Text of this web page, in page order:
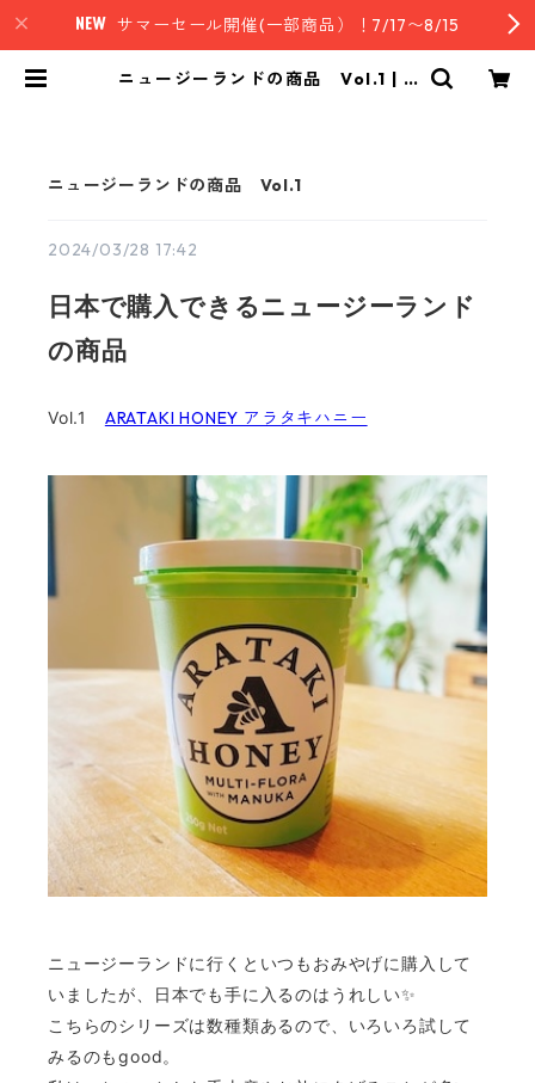
サマーセール開催(一部商品）！7/17〜8/15
ニュージーランドの商品 Vol.1 | n
ニュージーランドの商品 Vol.1
2024/03/28 17:42
日本で購入できるニュージーランド
の商品
Vol.1 ARATAKI HONEY アラタキハニー
ニュージーランドに行くといつもおみやげに購入して
いましたが、日本でも手に入るのはうれしい✨
こちらのシリーズは数種類あるので、いろいろ試して
みるのもgood。